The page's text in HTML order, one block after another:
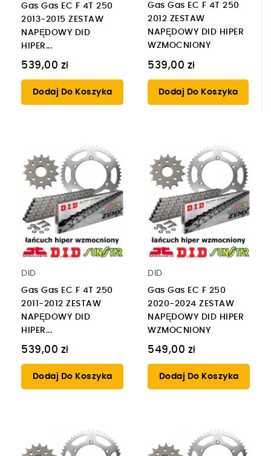
Gas Gas EC F 4T 250
2013-2015 ZESTAW
NAPĘDOWY DID
HIPER...
539,00 zł
Dodaj Do Koszyka
Gas Gas EC F 4T 250
2012 ZESTAW
NAPĘDOWY DID HIPER
WZMOCNIONY
539,00 zł
Dodaj Do Koszyka
DID
Gas Gas EC F 4T 250
2011-2012 ZESTAW
NAPĘDOWY DID
HIPER...
539,00 zł
Dodaj Do Koszyka
DID
Gas Gas EC F 250
2020-2024 ZESTAW
NAPĘDOWY DID HIPER
WZMOCNIONY
549,00 zł
Dodaj Do Koszyka